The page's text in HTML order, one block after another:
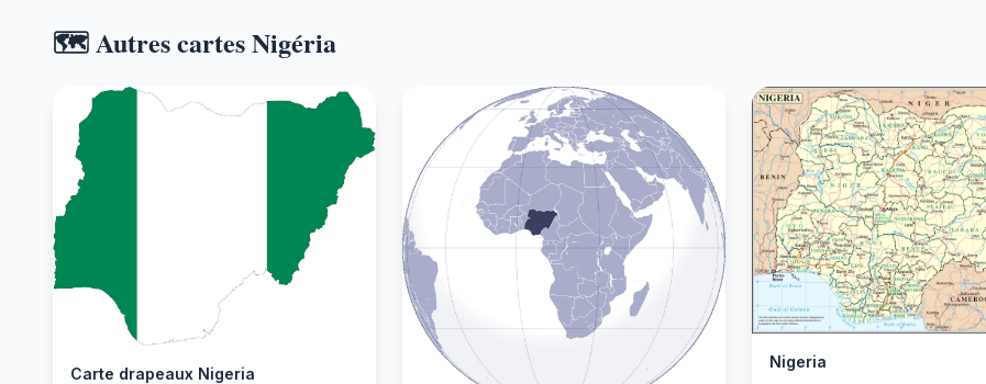
🗺️ Autres cartes Nigéria
Carte drapeaux Nigeria
Nigeria